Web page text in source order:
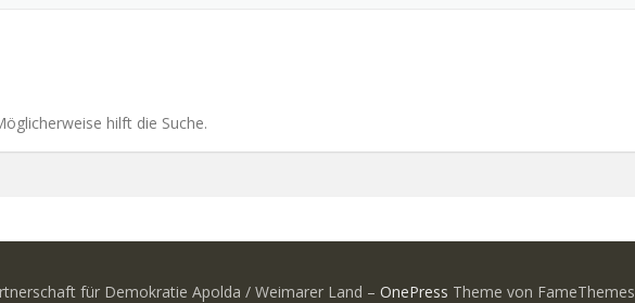
hilft die Suche.
für Demokratie Apolda / Weimarer Land – OnePress Theme von FameThemes